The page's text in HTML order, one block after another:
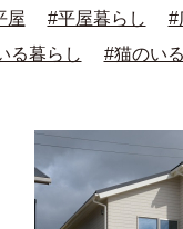
屋 #平屋暮らし
#
る暮らし #猫のい